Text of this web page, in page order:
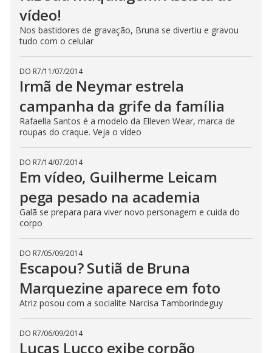
vídeo!
Nos bastidores de gravação, Bruna se divertiu e gravou
tudo com o celular
DO R7/11/07/2014
Irmã de Neymar estrela
campanha da grife da família
Rafaella Santos é a modelo da Elleven Wear, marca de
roupas do craque. Veja o vídeo
DO R7/14/07/2014
Em vídeo, Guilherme Leicam
pega pesado na academia
Galã se prepara para viver novo personagem e cuida do
corpo
DO R7/05/09/2014
Escapou? Sutiã de Bruna
Marquezine aparece em foto
Atriz posou com a socialite Narcisa Tamborindeguy
DO R7/06/09/2014
Lucas Lucco exibe corpão